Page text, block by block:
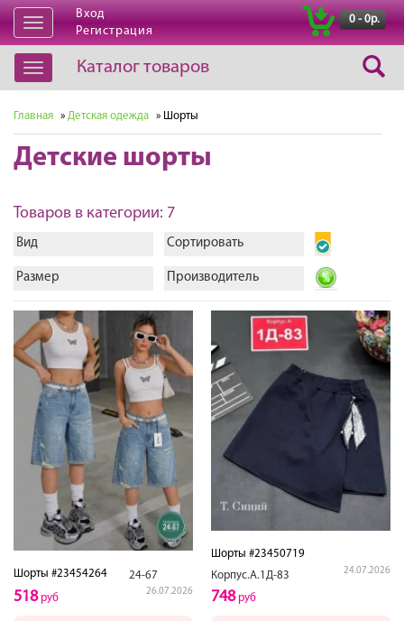
Открыть
навигацию
Вход
Регистрация
0 - 0р.
Открыть
навигацию
Каталог товаров
Главная » Детская одежда » Шорты
Детские шорты
Товаров в категории: 7
Вид Сортировать
Размер Производитель
Шорты #23454264 24-67
26.07.2026
518руб
Шорты #23450719
Корпус.А.1Д-83
24.07.2026
748руб